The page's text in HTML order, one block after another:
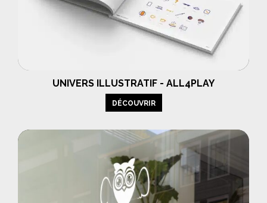
UNIVERS ILLUSTRATIF - ALL4PLAY
DÉCOUVRIR